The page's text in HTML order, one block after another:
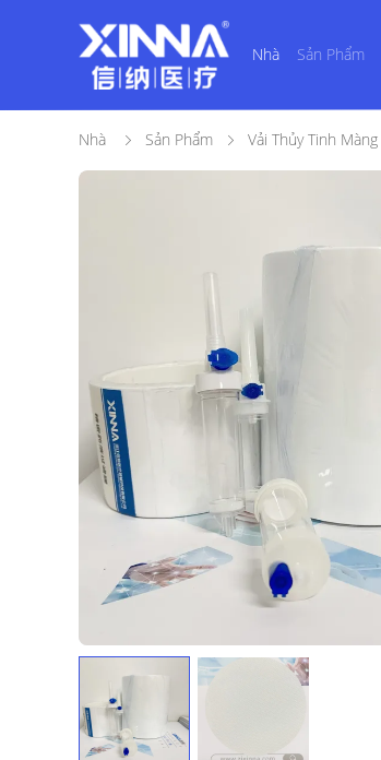
Nhà Sản Phẩm
Nhà Sản Phẩm Vải Thủy Tinh Màng